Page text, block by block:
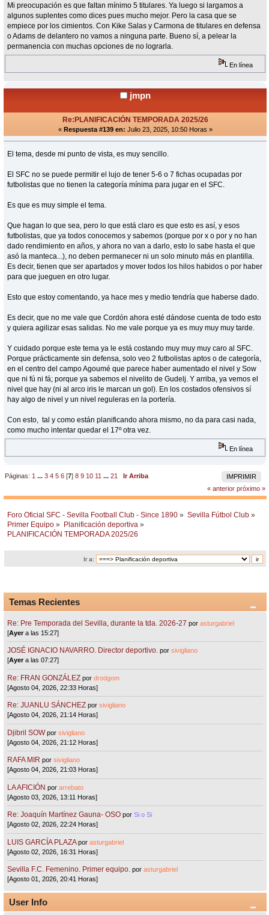
Mi preocupación es que faltan mínimo 5 titulares. Ya luego si largamos a
algunos suplentes como dices pues mucho mejor. Pero la casa que se
empiece por los cimientos. Con Kike Salas y Carmona de titulares en defensa
o Adams de delantero no vamos a ninguna parte. Bueno sí, a pelear la
permanencia con muchas opciones de no lograrla.
En línea
jmpn
Re:PLANIFICACIÓN TEMPORADA 2025/26
« Respuesta #139 en: Julio 23, 2025, 10:50 Horas »
El tema, desde mi punto de vista, es muy sencillo.
El SFC no se puede permitir el lujo de tener 5-6 o 7 fichas ocupadas por
futbolistas que no tienen la categoría mínima para jugar en el SFC.
Es que es muy simple el tema.
Que hagan lo que sea, pero lo que está claro es que esto es así, y esos
futbolistas, que ya todos conocemos y sabemos (porque por x o por y no han
dado rendimiento en años, y ahora no van a darlo, esto lo sabe hasta el que
asó la manteca...), no deben permanecer ni un solo minuto más en plantilla.
Es decir, tienen que ser apartados y mover todos los hilos habidos o por haber
para que jueguen en otro lugar.
Esto que estoy comentando, ya hace mes y medio tendría que haberse dado.
Es decir, que no me vale que Cordón ahora esté dándose cuenta de todo esto
y quiera agilizar esas salidas. No me vale porque ya es muy muy muy tarde.
Y cuidado porque este tema ya le está costando muy muy muy caro al SFC.
Porque prácticamente sin defensa, solo veo 2 futbolistas aptos o de categoría,
en el centro del campo Agoumé que parece haber aumentado el nivel y Sow
que ni fú ni fá; porque ya sabemos el nivelito de Gudelj. Y arriba, ya vemos el
nivel que hay (ni al arco iris le marcan un gol). En los costados ofensivos sí
hay algo de nivel y un nivel reguleras en la portería.
Con esto, tal y como están planificando ahora mismo, no da para casi nada,
como mucho intentar quedar el 17º otra vez.
En línea
IMPRIMIR
Páginas: 1 ...3 4 5 6 [7]8 9 10 11 ...21
Ir Arriba
« anterior próximo »
Foro Oficial SFC - Sevilla Football Club - Since 1890 » Sevilla Fútbol Club »
Primer Equipo » Planificación deportiva »
PLANIFICACIÓN TEMPORADA 2025/26
Ir a:
Temas Recientes
Re: Pre Temporada del Sevilla, durante la tda. 2026-27 porasturgabriel
[Ayera las 15:27]
JOSÉ IGNACIO NAVARRO. Director deportivo. porsivigliano
[Ayera las 07:27]
Re: FRAN GONZÁLEZ pordrodgom
[Agosto 04, 2026, 22:33 Horas]
Re: JUANLU SÁNCHEZ porsivigliano
[Agosto 04, 2026, 21:14 Horas]
Djibril SOW porsivigliano
[Agosto 04, 2026, 21:12 Horas]
RAFA MIR porsivigliano
[Agosto 04, 2026, 21:03 Horas]
LA AFICIÓN porarrebato
[Agosto 03, 2026, 13:11 Horas]
Re: Joaquín Martínez Gauna- OSO porSi o Si
[Agosto 02, 2026, 22:24 Horas]
LUIS GARCÍA PLAZA porasturgabriel
[Agosto 02, 2026, 16:31 Horas]
Sevilla F.C. Femenino. Primer equipo. porasturgabriel
[Agosto 01, 2026, 20:41 Horas]
User Info